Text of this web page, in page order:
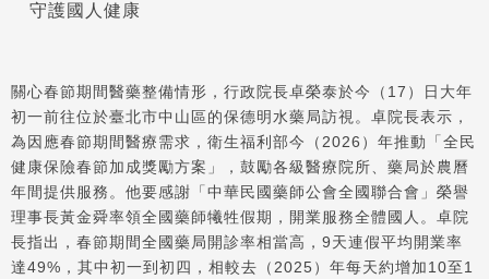
守護國人健康
關心春節期間醫藥整備情形，行政院長卓榮泰於今（17）日大年
初一前往位於臺北市中山區的保德明水藥局訪視。卓院長表示，
為因應春節期間醫療需求，衛生福利部今（2026）年推動「全民
健康保險春節加成獎勵方案」，鼓勵各級醫療院所、藥局於農曆
年間提供服務。他要感謝「中華民國藥師公會全國聯合會」榮譽
理事長黃金舜率領全國藥師犧牲假期，開業服務全體國人。卓院
長指出，春節期間全國藥局開診率相當高，9天連假平均開業率
達49%，其中初一到初四，相較去（2025）年每天約增加10至1